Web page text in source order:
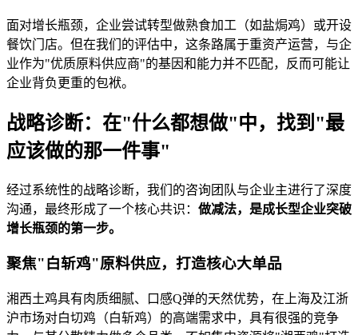
面对增长瓶颈，企业尝试转型做熟食加工（如盐焗鸡）或开设
餐饮门店。但在我们的评估中，这条路属于重资产运营，与企
业作为"优质原料供应商"的基因和能力并不匹配，反而可能让
企业背负更重的包袱。
战略诊断：在"什么都想做"中，找到"最
应该做的那一件事"
经过系统性的战略诊断，我们的咨询团队与企业主进行了深度
沟通，最终形成了一个核心共识： 做减法，是成长型企业突破
增长瓶颈的第一步。
聚焦"白斩鸡"原料供应，打造核心大单品
湘西土鸡具有肉质细腻、口感Q弹的天然优势，在上海及江浙
沪市场对白切鸡（白斩鸡）的高端需求中，具有很强的竞争